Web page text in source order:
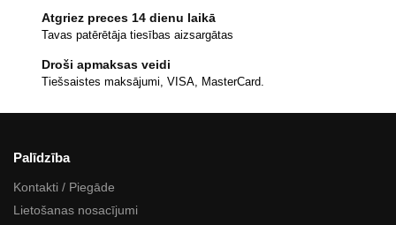
Atgriez preces 14 dienu laikā
Tavas patērētāja tiesības aizsargātas
Droši apmaksas veidi
Tiešsaistes maksājumi, VISA, MasterCard.
Palīdzība
Kontakti / Piegāde
Lietošanas nosacījumi